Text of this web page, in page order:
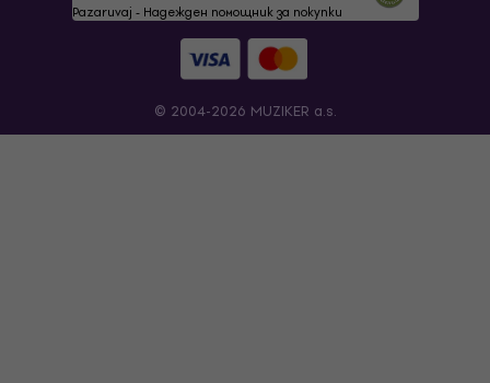
Pazaruvaj - Надежден помощник за покупки
© 2004-2026 MUZIKER a.s.